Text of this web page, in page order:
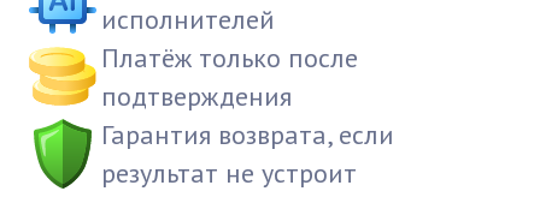
исполнителей
Платёж только после
подтверждения
Гарантия возврата, если
результат не устроит